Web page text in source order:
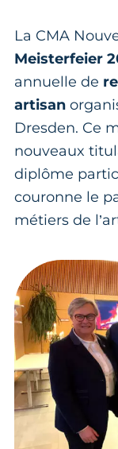
La CMA
Meisterfeier
annuelle de
artisan
Dresden. Ce
nouveaux
diplôme
couronne le
métiers de